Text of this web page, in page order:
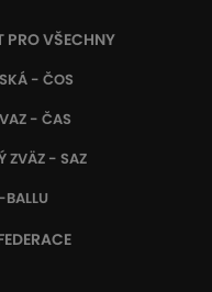
PRO VŠECHNY
- ČOS
- ČAS
ZVÄZ - SAZ